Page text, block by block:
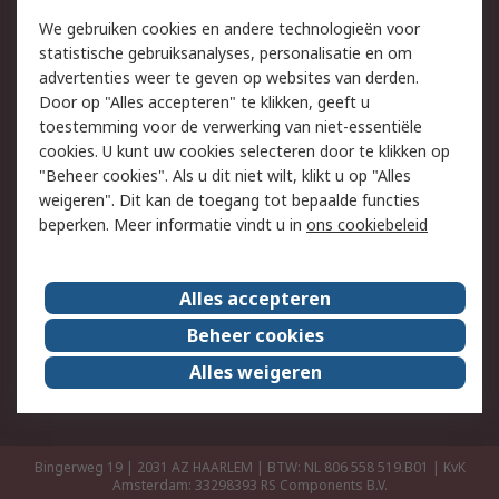
Track & Trace
Wettelijk
Cookiebeleid
Email veiligheid
Privacybeleid
Websitevoorwaarden
Algemene
verkoopvoorwaarden
Over RS
RS Group
Over ons
RS wereldwijd
Werken bij RS
ESG
Bingerweg 19 | 2031 AZ HAARLEM | BTW: NL 806 558 519.B01 | KvK
Amsterdam: 33298393 RS Components B.V.
We gebruiken cookies en andere technologieën voor
statistische gebruiksanalyses, personalisatie en om
advertenties weer te geven op websites van derden.
Door op "Alles accepteren" te klikken, geeft u
toestemming voor de verwerking van niet-essentiële
cookies. U kunt uw cookies selecteren door te klikken op
"Beheer cookies". Als u dit niet wilt, klikt u op "Alles
weigeren". Dit kan de toegang tot bepaalde functies
beperken. Meer informatie vindt u in ons cookiebeleid
Alles accepteren
Beheer cookies
Alles weigeren